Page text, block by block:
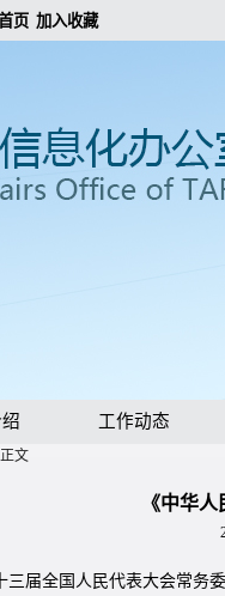
页 加入收藏
工作动态
正文
《中华
三届全国人民代表大会常务